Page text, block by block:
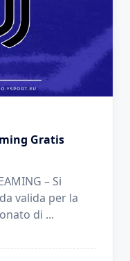
Gratis
– Si
valida per la
di ...